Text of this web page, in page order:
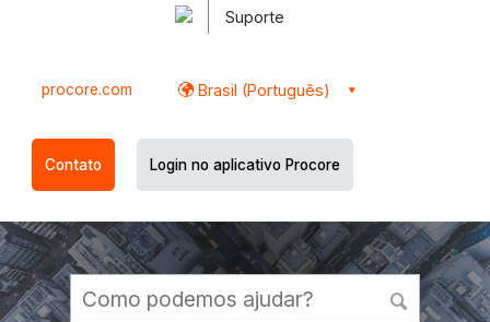
Suporte
procore.com Brasil (Português)
Contato Login no aplicativo Procore